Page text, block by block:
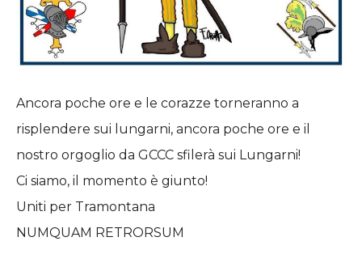
Ancora poche ore e le corazze torneranno a
risplendere sui lungarni, ancora poche ore e il
nostro orgoglio da GCCC sfilerà sui Lungarni!
Ci siamo, il momento è giunto!
Uniti per Tramontana
NUMQUAM RETRORSUM